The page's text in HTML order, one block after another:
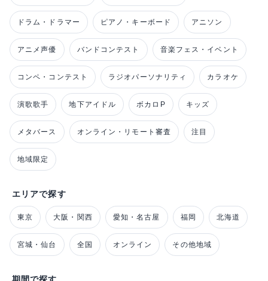
ドラム・ドラマー ピアノ・キーボード アニソン
アニメ声優 バンドコンテスト 音楽フェス・イベント
コンペ・コンテスト ラジオパーソナリティ カラオケ
演歌歌手 地下アイドル ボカロP キッズ
メタバース オンライン・リモート審査 注目
地域限定
エリアで探す
東京 大阪・関西 愛知・名古屋 福岡 北海道
宮城・仙台 全国 オンライン その他地域